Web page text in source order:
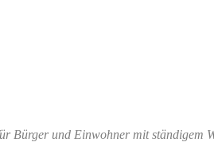
und Einwohner mit ständigem